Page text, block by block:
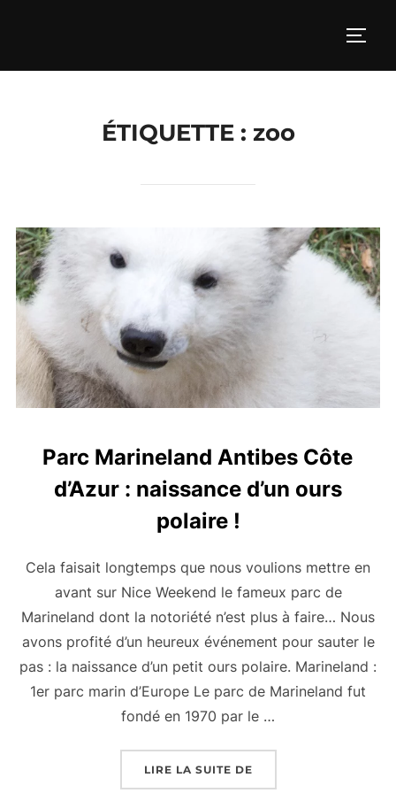
ÉTIQUETTE : zoo
Parc Marineland Antibes Côte
d’Azur : naissance d’un ours
polaire !
Cela faisait longtemps que nous voulions mettre en
avant sur Nice Weekend le fameux parc de
Marineland dont la notoriété n’est plus à faire… Nous
avons profité d’un heureux événement pour sauter le
pas : la naissance d’un petit ours polaire. Marineland :
1er parc marin d’Europe Le parc de Marineland fut
fondé en 1970 par le …
LIRE LA SUITE DE« PARC MARINELAND